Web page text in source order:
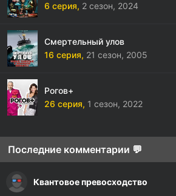
6 серия, 2 сезон, 2024
Смертельный улов
16 серия, 21 сезон, 2005
Рогов+
26 серия, 1 сезон, 2022
Последние комментарии 💬
Квантовое превосходство